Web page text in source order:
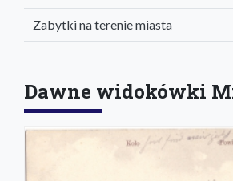
Zabytki na terenie miasta
Dawne widokówki